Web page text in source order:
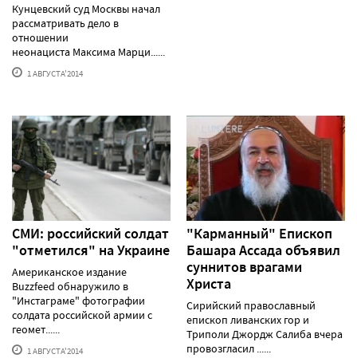
Кунцевский суд Москвы начал
рассматривать дело в
отношении
неонациста Максима Марци......
1 АВГУСТА'2014
СМИ: российский солдат
"отметился" на Украине
Американское издание
Buzzfeed обнаружило в
"Инстаграме" фотографии
солдата российской армии с
геомет......
1 АВГУСТА'2014
"Карманный" Епископ
Башара Ассада объявил
суннитов врагами
Христа
Сирийский православный
епископ ливанских гор и
Триполи Джордж Салиба вчера
провозгласил ......